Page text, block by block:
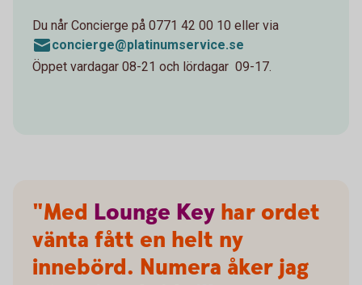
Du når Concierge på 0771 42 00 10 eller via
concierge@platinumservice.se
Öppet vardagar 08-21 och lördagar 09-17.
"Med Lounge Key har ordet
vänta fått en helt ny
innebörd. Numera åker jag